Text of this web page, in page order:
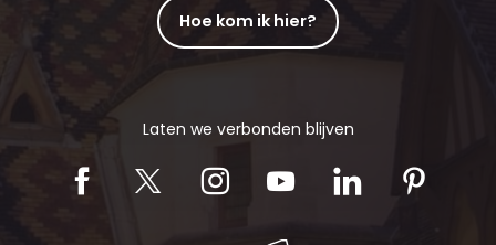
Hoe kom ik hier?
Laten we verbonden blijven